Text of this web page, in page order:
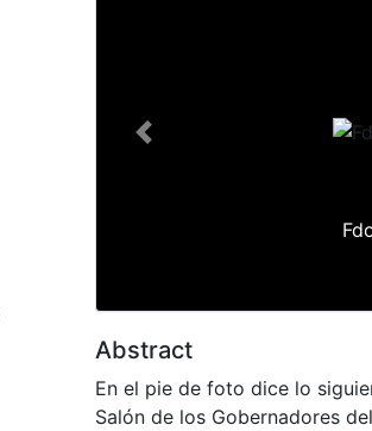
Previous
Abstract
En el pie de foto dice lo
Salón de los Gobernadores